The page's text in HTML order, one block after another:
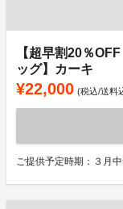
【超早割20％
ッグ】カーキ
¥22,000 (税込/送料
ご提供予定時期：３月